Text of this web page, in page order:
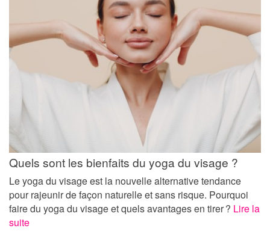
Quels sont les bienfaits du yoga du visage ?
Le yoga du visage est la nouvelle alternative tendance
pour rajeunir de façon naturelle et sans risque. Pourquoi
faire du yoga du visage et quels avantages en tirer ? Lire la
suite